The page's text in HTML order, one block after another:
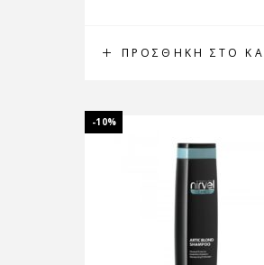
ΠΡΟΣΘΉΚΗ ΣΤΟ
-10%